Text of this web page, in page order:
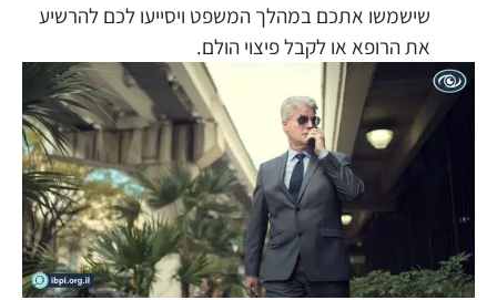
שישמשו אתכם במהלך המשפט ויסייעו לכם להרשיע
את הרופא או לקבל פיצוי הולם.